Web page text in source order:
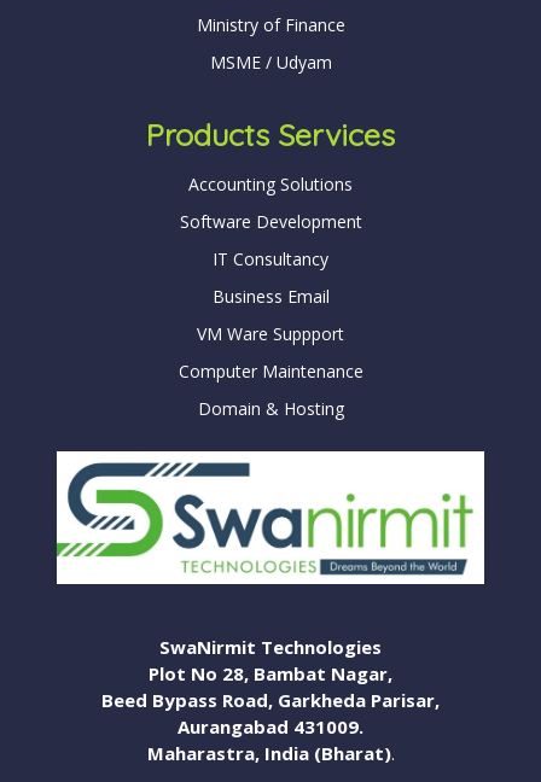
Ministry of Finance
MSME / Udyam
Products Services
Accounting Solutions
Software Development
IT Consultancy
Business Email
VM Ware Suppport
Computer Maintenance
Domain & Hosting
SwaNirmit Technologies
Plot No 28, Bambat Nagar,
Beed Bypass Road, Garkheda Parisar,
Aurangabad 431009.
Maharastra, India (Bharat).